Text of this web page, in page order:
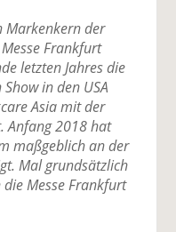
Markenkern der
Frankfurt
letzten Jahres die
in den USA
Asia mit der
Anfang 2018 hat
maßgeblich an der
Mal grundsätzlich
Messe Frankfurt